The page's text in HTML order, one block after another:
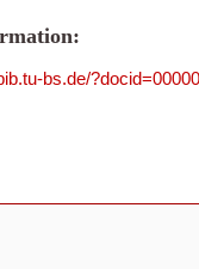
bs.de/